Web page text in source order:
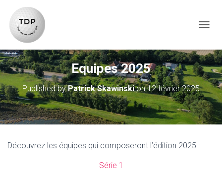
Equipes 2025
Published byPatrick Skawinskion12 février 2025
Découvrez les équipes qui composeront l’édition 2025 :
Série 1